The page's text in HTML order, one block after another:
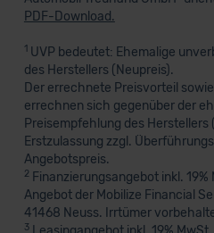
PDF-Download.
1UVP bedeutet: Ehemalige
des Herstellers (Neupreis).
Der errechnete Preisvorteil
errechnen sich gegenüber der
Preisempfehlung des
Erstzulassung zzgl.
Angebotspreis.
2 Finanzierungsangebot inkl.
Angebot der Mobilize Financial
41468 Neuss. Irrtümer
3